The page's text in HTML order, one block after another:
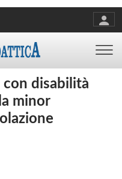
con disabilità
minor